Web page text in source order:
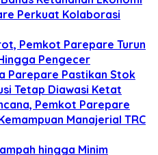
Perkuat Kolaborasi
Pemkot Parepare Turun
Pengecer
Parepare Pastikan Stok
Tetap Diawasi Ketat
Pemkot Parepare
Manajerial TRC
hingga Minim